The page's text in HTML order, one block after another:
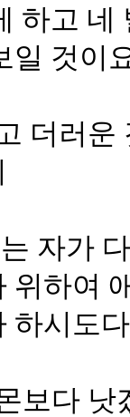
하고
일 것이
더러운
자가
위하여
하시도다
보다 낫